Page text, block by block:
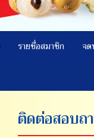
รายชื่อสมาชิก จด
ติดต่อสอบถ